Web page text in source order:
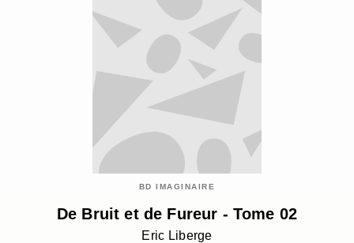
BD IMAGINAIRE
De Bruit et de Fureur - Tome 02
Eric Liberge